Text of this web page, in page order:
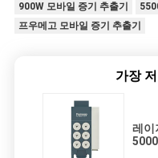
900W 모바일 증기 추출기
프우메고 모바일 증기 추출기
가장
레이